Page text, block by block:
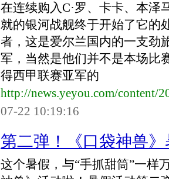
在连续购入C·罗、卡卡、本泽
就的银河战舰终于开始了它的
者，这是爱尔兰国内的一支劲
军，当然是他们并不是本场比
得西甲联赛亚军的
http://news.yeyou.com/content/
07-22 10:19:16
第二弹！《口袋神兽
这个暑假，与“手抓甜筒”一样